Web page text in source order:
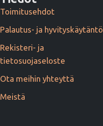
Toimitusehdot
Palautus- ja hyvityskäytäntö
Rekisteri- ja
tietosuojaseloste
Ota meihin yhteyttä
Meistä